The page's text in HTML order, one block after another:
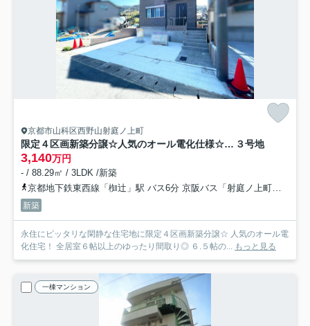
京都市山科区西野山射庭ノ上町
限定４区画新築分譲☆人気のオール電化仕様☆設備充実☆駐車２台ＯＫ☆山科区西野山射庭ノ上町 ３号地
3,140万円
- / 88.29㎡ / 3LDK /新築
京都地下鉄東西線「椥辻」駅 バス6分 京阪バス「射庭ノ上町」 停歩3分
新築
永住にピッタリな閑静な住宅地に限定４区画新築分譲☆ 人気のオール電
化住宅！ 全居室６帖以上のゆったり間取り◎ ６.５帖の... もっと見る
一棟マンション